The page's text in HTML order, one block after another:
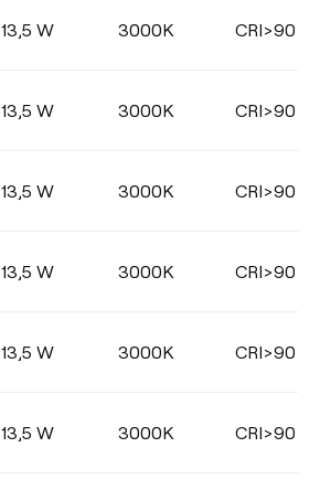
13,5 W 3000K CRI>90
13,5 W 3000K CRI>90
13,5 W 3000K CRI>90
13,5 W 3000K CRI>90
13,5 W 3000K CRI>90
13,5 W 3000K CRI>90